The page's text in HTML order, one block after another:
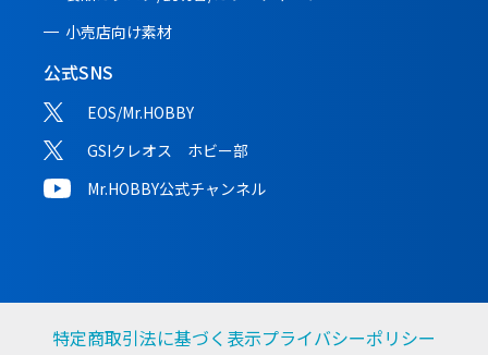
小売店向け素材
公式SNS
EOS/Mr.HOBBY
GSIクレオス ホビー部
Mr.HOBBY公式チャンネル
特定商取引法に基づく表示プライバシーポリシー